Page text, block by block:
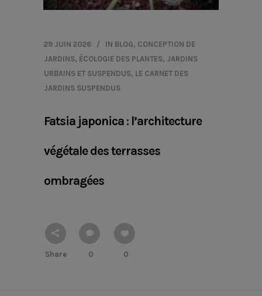
29 JUIN 2026 IN BLOG, CONCEPTION DE
JARDINS, ÉCOLOGIE DES PLANTES, JARDINS
URBAINS ET SUSPENDUS, LE CARNET DES
JARDINS SUSPENDUS
Fatsia japonica : l’architecture
végétale des terrasses
ombragées
Share 0 0